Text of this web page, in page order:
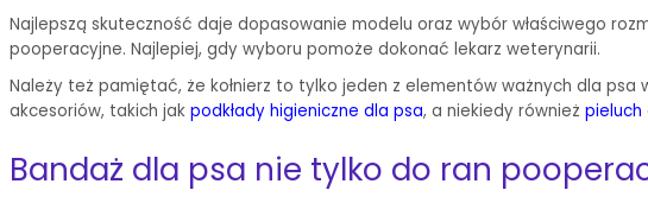
Najlepszą skuteczność daje dopasowanie modelu oraz wybór właściwego
pooperacyjne. Najlepiej, gdy wyboru pomoże dokonać lekarz weterynarii.
Należy też pamiętać, że kołnierz to tylko jeden z elementów ważnych dla
akcesoriów, takich jak podkłady higieniczne dla psa, a niekiedy również pieluch
Bandaż dla psa nie tylko do ran